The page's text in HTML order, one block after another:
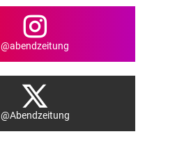
@abendzeitung
@Abendzeitung